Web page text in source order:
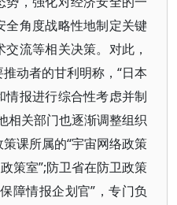
全角度战略性地制定关键
流等相关决策。对此，
动者的甘利明称，“日本
报进行综合性考虑并制
相关部门也逐渐调整组织
课所属的“宇宙网络政策
策室”;防卫省在防卫政策
障情报企划官”，专门负